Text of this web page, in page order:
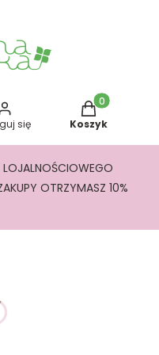
się
Produkty w
Koszyk
OTRZYMASZ 10%